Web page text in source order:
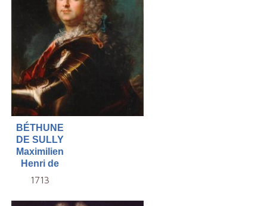
BÉTHUNE
DE SULLY
Maximilien
Henri de
1713